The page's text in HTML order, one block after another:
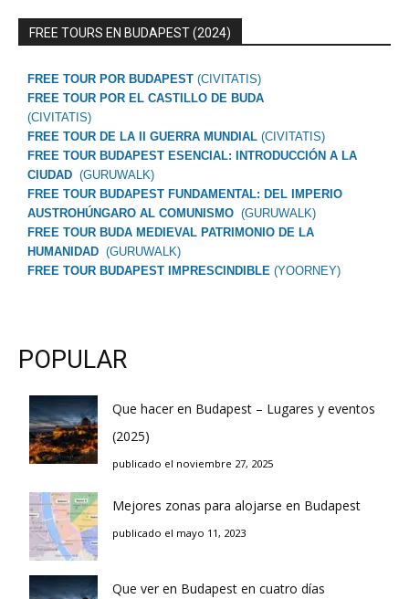
FREE TOURS EN BUDAPEST (2024)
FREE TOUR POR BUDAPEST (CIVITATIS)
FREE TOUR POR EL CASTILLO DE BUDA
(CIVITATIS)
FREE TOUR DE LA II GUERRA MUNDIAL (CIVITATIS)
FREE TOUR BUDAPEST ESENCIAL: INTRODUCCIÓN A LA
CIUDAD (GURUWALK)
FREE TOUR BUDAPEST FUNDAMENTAL: DEL IMPERIO
AUSTROHÚNGARO AL COMUNISMO (GURUWALK)
FREE TOUR BUDA MEDIEVAL PATRIMONIO DE LA
HUMANIDAD (GURUWALK)
FREE TOUR BUDAPEST IMPRESCINDIBLE (YOORNEY)
POPULAR
Que hacer en Budapest – Lugares y eventos
(2025)
publicado el noviembre 27, 2025
Mejores zonas para alojarse en Budapest
publicado el mayo 11, 2023
Que ver en Budapest en cuatro días